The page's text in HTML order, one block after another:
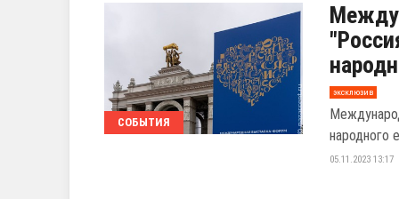
СОБЫТИЯ
эксклюзив
народного
05.11.2023 13:17